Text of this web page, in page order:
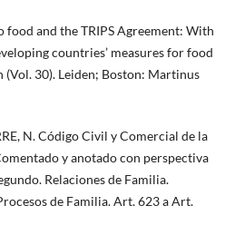
food and the TRIPS Agreement: With
countries’ measures for food
30). Leiden; Boston: Martinus
N. Código Civil y Comercial de la
y anotado con perspectiva
Relaciones de Familia.
de Familia. Art. 623 a Art.